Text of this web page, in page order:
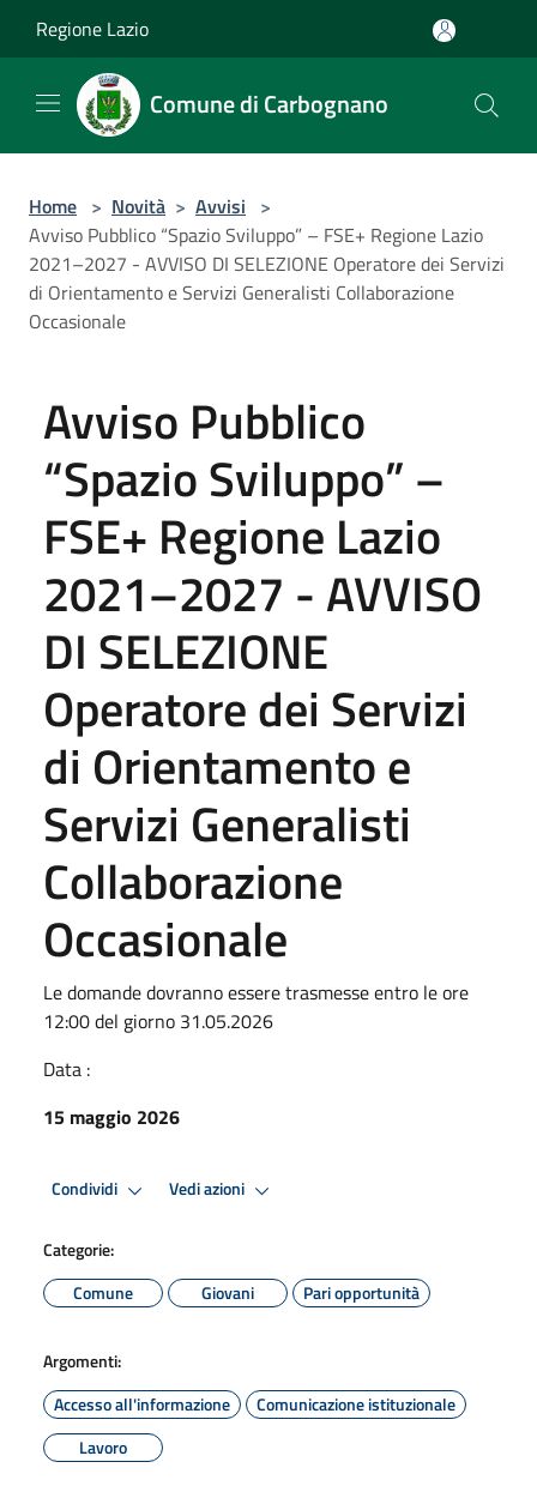
Regione Lazio
Comune di Carbognano
Home > Novità > Avvisi >
Avviso Pubblico “Spazio Sviluppo” – FSE+ Regione Lazio
2021–2027 - AVVISO DI SELEZIONE Operatore dei Servizi
di Orientamento e Servizi Generalisti Collaborazione
Occasionale
Avviso Pubblico
“Spazio Sviluppo” –
FSE+ Regione Lazio
2021–2027 - AVVISO
DI SELEZIONE
Operatore dei Servizi
di Orientamento e
Servizi Generalisti
Collaborazione
Occasionale
Le domande dovranno essere trasmesse entro le ore
12:00 del giorno 31.05.2026
Data :
15 maggio 2026
Condividi Vedi azioni
Categorie:
Comune
Giovani Pari opportunità
Argomenti:
Accesso all'informazione
Comunicazione istituzionale
Lavoro